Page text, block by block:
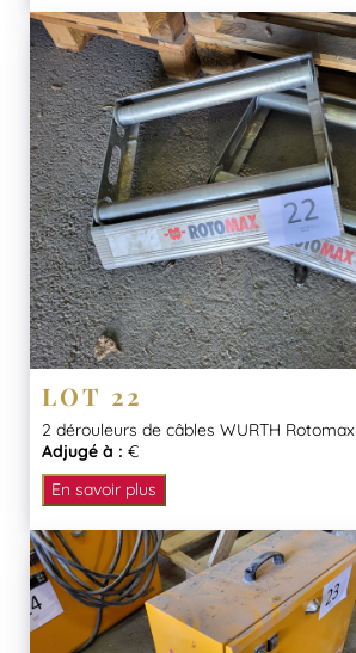
LOT 22
2 dérouleurs de câbles WURTH Rotomax
Adjugé à : €
En savoir plus